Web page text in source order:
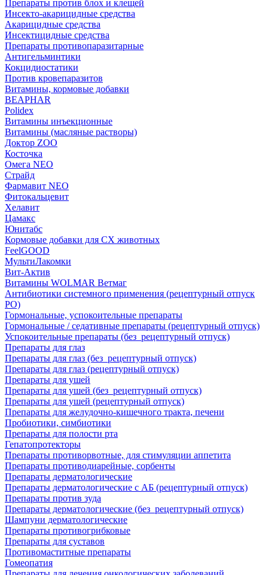
Препараты против блох и клещей
Инсекто-акарицидные средства
Акарицидные средства
Инсектицидные средства
Препараты противопаразитарные
Антигельминтики
Кокцидиостатики
Против кровепаразитов
Витамины, кормовые добавки
BEAPHAR
Polidex
Витамины инъекционные
Витамины (масляные растворы)
Доктор ZOO
Косточка
Омега NEO
Страйд
Фармавит NEO
Фитокальцевит
Хелавит
Цамакс
Юнитабс
Кормовые добавки для СХ животных
FeelGOOD
МультиЛакомки
Вит-Актив
Витамины WOLMAR Ветмаг
Антибиотики системного применения (рецептурный отпуск
РО)
Гормональные, успокоительные препараты
Гормональные / седативные препараты (рецептурный отпуск)
Успокоительные препараты (без_рецептурный отпуск)
Препараты для глаз
Препараты для глаз (без_рецептурный отпуск)
Препараты для глаз (рецептурный отпуск)
Препараты для ушей
Препараты для ушей (без_рецептурный отпуск)
Препараты для ушей (рецептурный отпуск)
Препараты для желудочно-кишечного тракта, печени
Пробиотики, симбиотики
Препараты для полости рта
Гепатопротекторы
Препараты противорвотные, для стимуляции аппетита
Препараты противодиарейные, сорбенты
Препараты дерматологические
Препараты дерматологические с АБ (рецептурный отпуск)
Препараты против зуда
Препараты дерматологические (без_рецептурный отпуск)
Шампуни дерматологические
Препараты противогрибковые
Препараты для суставов
Противомаститные препараты
Гомеопатия